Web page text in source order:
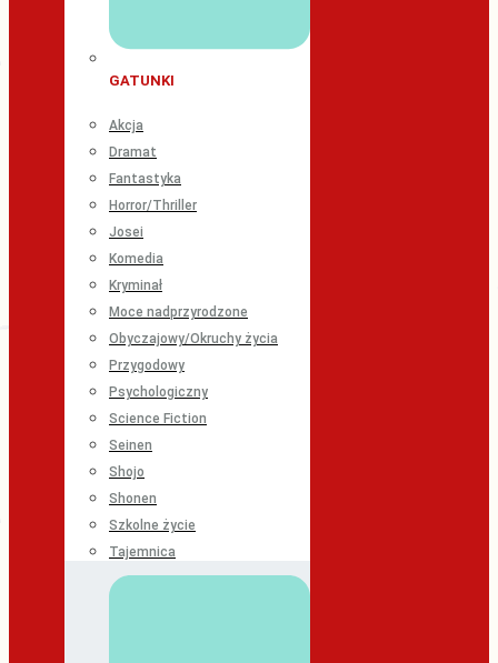
GATUNKI
Akcja
Dramat
Fantastyka
Horror/Thriller
Josei
Komedia
Kryminał
Moce nadprzyrodzone
Obyczajowy/Okruchy życia
Przygodowy
Psychologiczny
Science Fiction
Seinen
Shojo
Shonen
Szkolne życie
Tajemnica